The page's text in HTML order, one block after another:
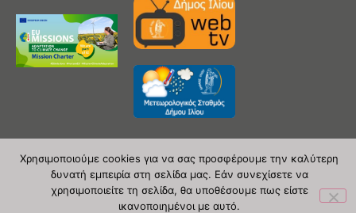
Copyright 2020 © Δήμος Ιλίου
| powered by Evolutionprojects
Χρησιμοποιούμε cookies για να σας προσφέρουμε την καλύτερη
δυνατή εμπειρία στη σελίδα μας. Εάν συνεχίσετε να
χρησιμοποιείτε τη σελίδα, θα υποθέσουμε πως είστε
ικανοποιημένοι με αυτό.